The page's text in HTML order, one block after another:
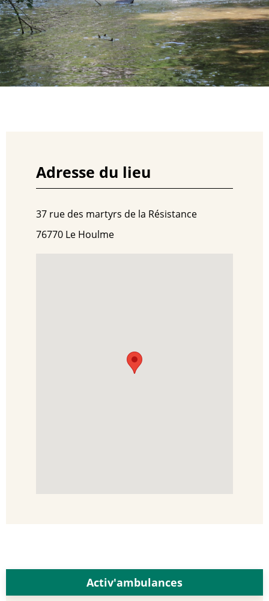
Adresse du lieu
37 rue des martyrs de la Résistance
76770 Le Houlme
Activ'ambulances